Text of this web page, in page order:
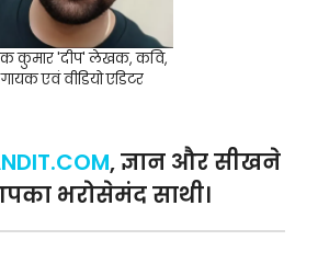
कुमार 'दीप' लेखक, कवि,
गायक एवं वीडियो एडिटर
, ज्ञान और सीखने
भरोसेमंद साथी।